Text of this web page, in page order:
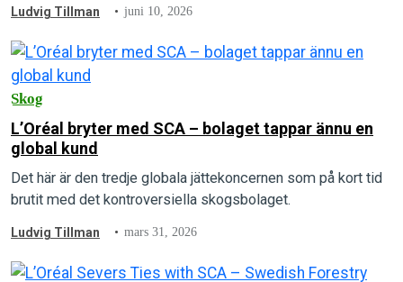
Ludvig Tillman juni 10, 2026
Skog
L’Oréal bryter med SCA – bolaget tappar ännu en
global kund
Det här är den tredje globala jättekoncernen som på kort tid
brutit med det kontroversiella skogsbolaget.
Ludvig Tillman mars 31, 2026